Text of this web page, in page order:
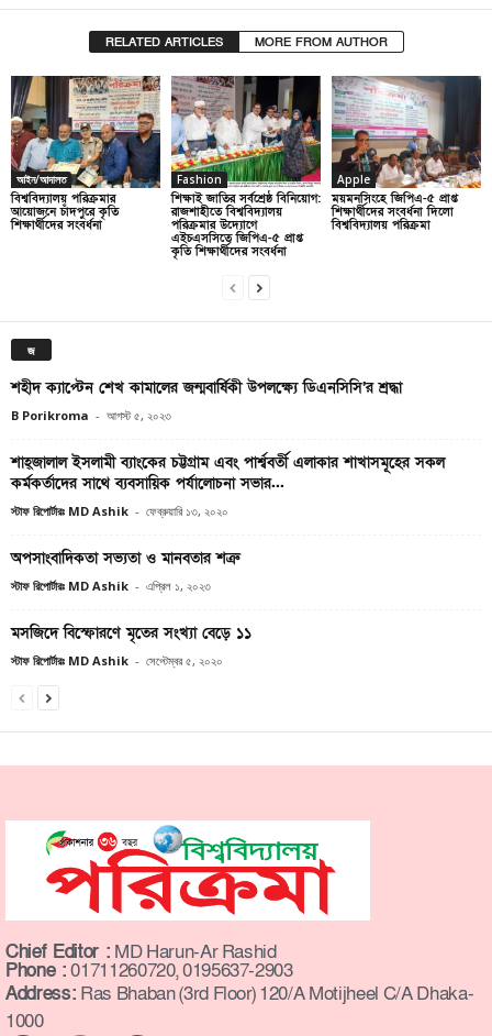
RELATED ARTICLES MORE FROM AUTHOR
আইন/আদালত
বিশ্ববিদ্যালয় পরিক্রমার
আয়োজনে চাঁদপুরে কৃতি
শিক্ষার্থীদের সংবর্ধনা
Fashion
শিক্ষাই জাতির সর্বশ্রেষ্ঠ বিনিয়োগ:
রাজশাহীতে বিশ্ববিদ্যালয়
পরিক্রমার উদ্যোগে
এইচএসসিতে জিপিএ-৫ প্রাপ্ত
কৃতি শিক্ষার্থীদের সংবর্ধনা
Apple
ময়মনসিংহে জিপিএ-৫ প্রাপ্ত
শিক্ষার্থীদের সংবর্ধনা দিলো
বিশ্ববিদ্যালয় পরিক্রমা
জ
শহীদ ক্যাপ্টেন শেখ কামালের জন্মবার্ষিকী উপলক্ষ্যে ডিএনসিসি’র শ্রদ্ধা
B Porikroma - আগস্ট ৫, ২০২৩
শাহ্জালাল ইসলামী ব্যাংকের চট্টগ্রাম এবং পার্শ্ববর্তী এলাকার শাখাসমূহের সকল
কর্মকর্তাদের সাথে ব্যবসায়িক পর্যালোচনা সভার...
স্টাফ রিপোর্টারঃ MD Ashik - ফেব্রুয়ারি ১৩, ২০২০
অপসাংবাদিকতা সভ্যতা ও মানবতার শত্রু
স্টাফ রিপোর্টারঃ MD Ashik - এপ্রিল ১, ২০২৩
মসজিদে বিস্ফোরণে মৃতের সংখ্যা বেড়ে ১১
স্টাফ রিপোর্টারঃ MD Ashik - সেপ্টেম্বর ৫, ২০২০
Chief Editor : MD Harun-Ar Rashid
Phone :01711260720, 0195637-2903
Address: Ras Bhaban (3rd Floor) 120/A Motijheel C/A Dhaka-
1000